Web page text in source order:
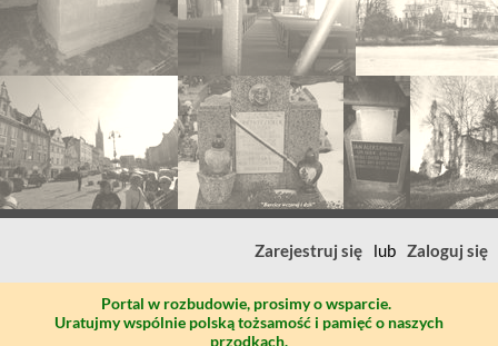
Zarejestruj się lub Zaloguj się
Portal w rozbudowie, prosimy o wsparcie.
Uratujmy wspólnie polską tożsamość i pamięć o naszych
przodkach.